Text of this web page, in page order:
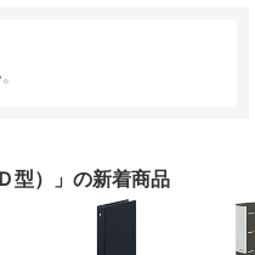
型）」の新着商品